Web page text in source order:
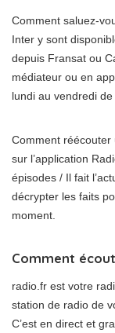
Comment saluez-
Inter y sont
depuis Fransat ou
médiateur ou en
lundi au vendredi de
Comment
sur l’application
épisodes / Il fait
décrypter les faits
moment.
Comment
radio.fr est votre
station de radio de
C’est en direct et